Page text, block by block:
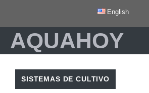
contenido
English
AQUAHOY
SISTEMAS DE CULTIVO